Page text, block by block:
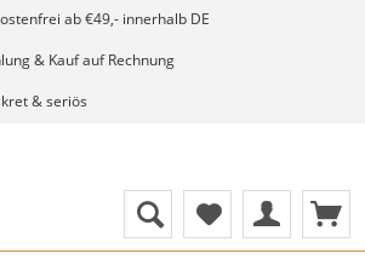
ab €49,- innerhalb DE
& Kauf auf Rechnung
& seriös